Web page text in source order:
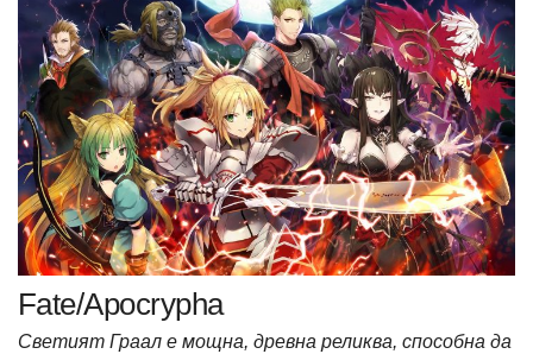
Fate/Apocrypha
Светият Граал е мощна, древна реликва, способна да